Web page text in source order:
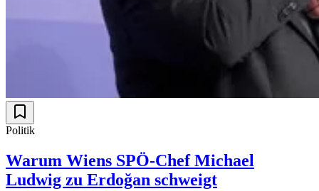
Politik
Warum Wiens SPÖ-Chef Michael
Ludwig zu Erdoğan schweigt